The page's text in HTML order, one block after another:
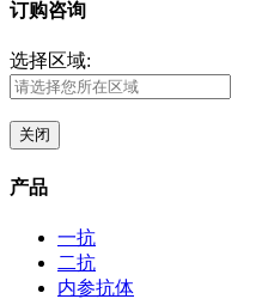
订购咨询
选择区域:
关闭
产品
一抗
二抗
内参抗体